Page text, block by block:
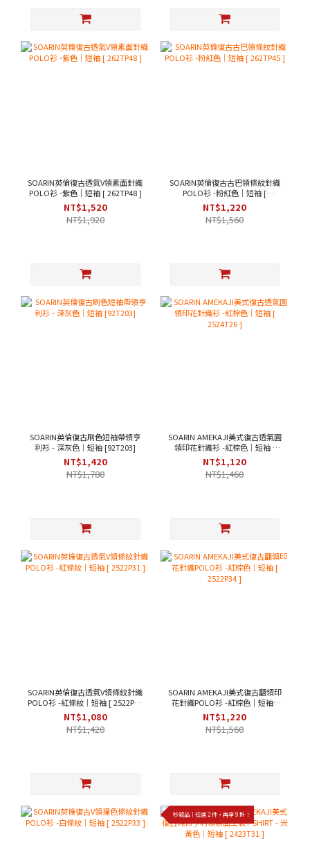
SOARIN英倫復古透氣V領素面針織
POLO衫 -紫色｜短袖 [ 262TP48 ]
NT$1,520
NT$1,920
SOARIN英倫復古古巴領條紋針織
POLO衫 -粉紅色｜短袖 [
262TP45 ]
NT$1,220
NT$1,560
SOARIN英倫復古刷色短袖帶領亨
利衫 - 深灰色｜短袖 [92T203]
NT$1,420
NT$1,780
SOARIN AMEKAJI美式復古透氣圓
領印花針織衫 -紅棕色｜短袖 [
2524T26 ]
NT$1,120
NT$1,460
SOARIN英倫復古透氣V領條紋針織
POLO衫 -紅條紋｜短袖 [ 2522P31
]
NT$1,080
NT$1,420
SOARIN AMEKAJI美式復古翻領印
花針織POLO衫 -紅棕色｜短袖 [
2522P34 ]
NT$1,220
NT$1,560
秒殺品｜任選 2 件，再享 9 折！